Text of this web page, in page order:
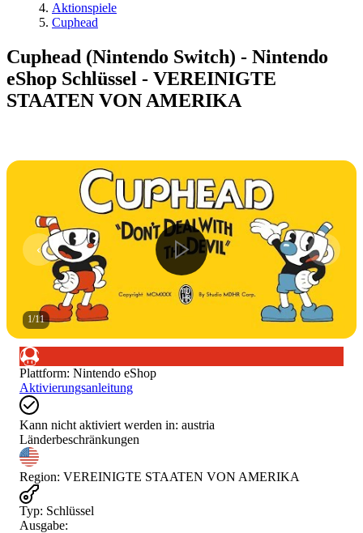
Aktionspiele
Cuphead
Cuphead (Nintendo Switch) - Nintendo
eShop Schlüssel - VEREINIGTE
STAATEN VON AMERIKA
1/11
Plattform: Nintendo eShop
Aktivierungsanleitung
Kann nicht aktiviert werden in: austria
Länderbeschränkungen
Region: VEREINIGTE STAATEN VON AMERIKA
Typ: Schlüssel
Ausgabe: